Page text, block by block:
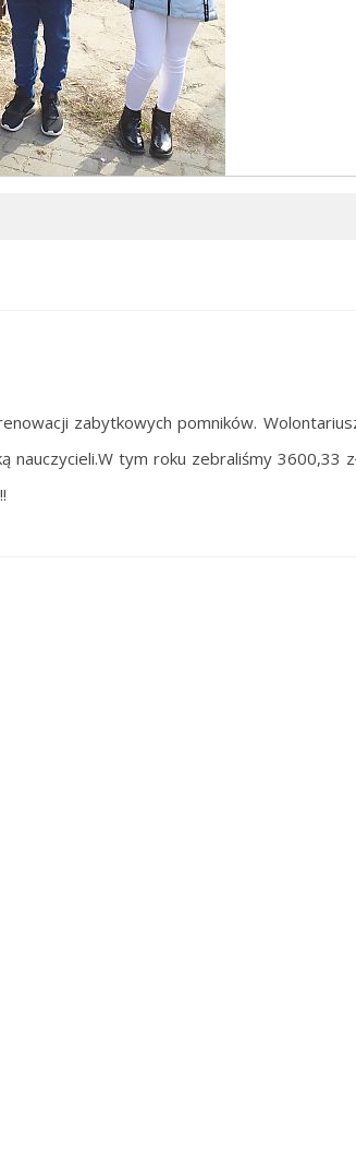
zabytkowych pomników.
nauczycieli.W tym roku zebraliśmy 3600,33